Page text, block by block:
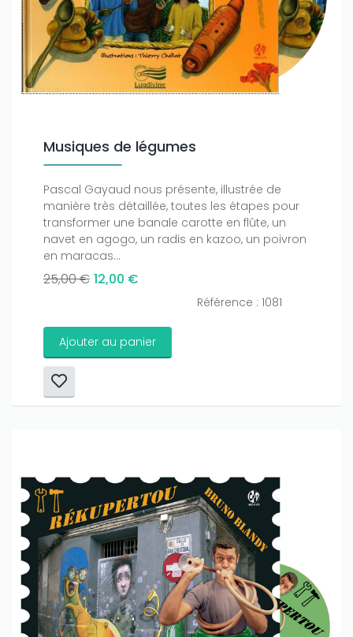
Musiques de légumes
Pascal Gayaud nous présente, illustrée de
manière très détaillée, toutes les étapes pour
transformer une banale carotte en flûte, un
navet en agogo, un radis en kazoo, un poivron
en maracas...
25,00 € 12,00 €
Référence : 1081
Ajouter au panier